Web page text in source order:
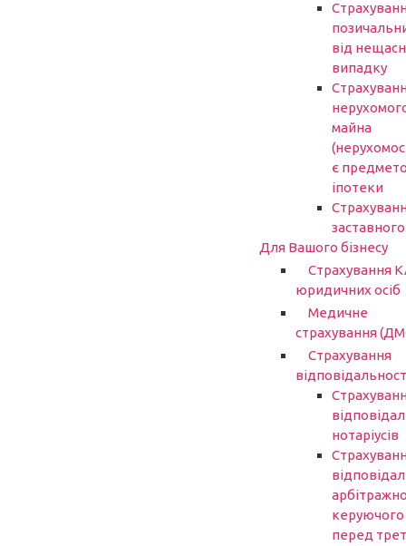
від
випадку
майна
є
іпотеки
Для Вашого бізнесу
Страхування
юридичних осіб
Медичне
страхування
Страхування
нотаріусів
керуючого
перед